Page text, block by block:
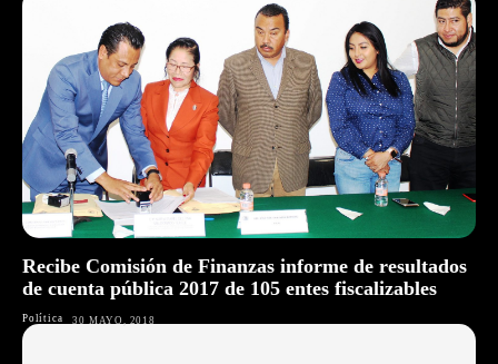
Recibe Comisión de Finanzas informe de resultados
de cuenta pública 2017 de 105 entes fiscalizables
Política 30 MAYO, 2018